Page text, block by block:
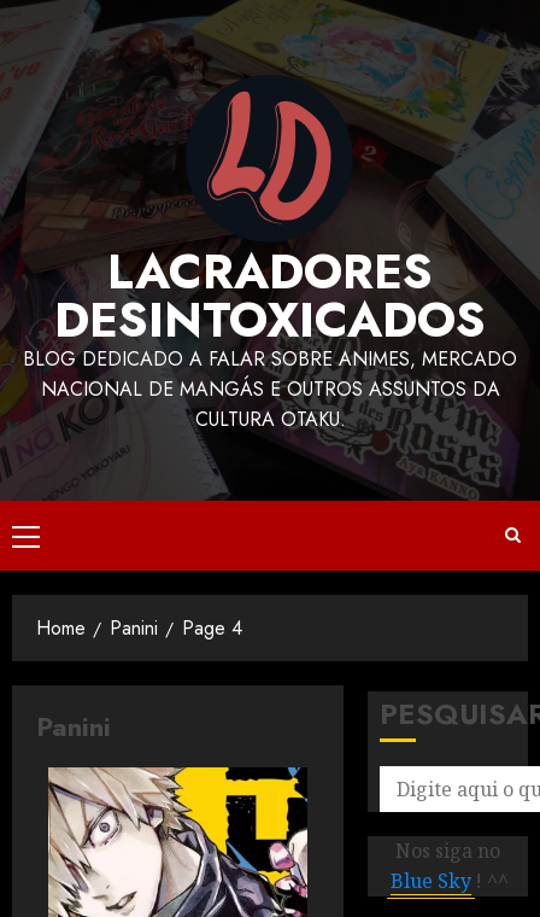
LACRADORES
DESINTOXICADOS
BLOG DEDICADO A FALAR SOBRE ANIMES, MERCADO
NACIONAL DE MANGÁS E OUTROS ASSUNTOS DA
CULTURA OTAKU.
Home Panini Page 4
Panini
Nos siga no
Blue Sky ! ^^